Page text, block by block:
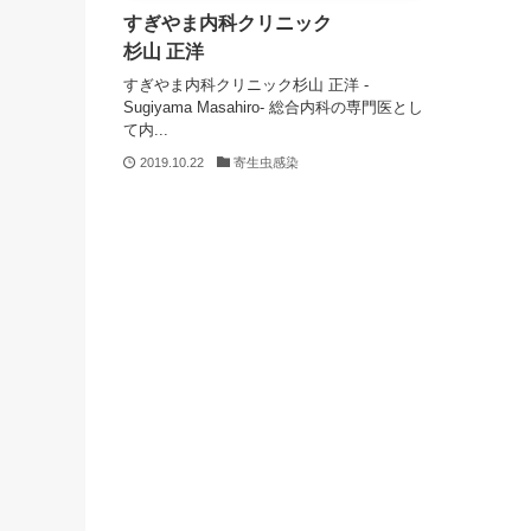
すぎやま内科クリニック
杉山 正洋
すぎやま内科クリニック杉山 正洋 -
Sugiyama Masahiro- 総合内科の専門医とし
て内...
2019.10.22 寄生虫感染